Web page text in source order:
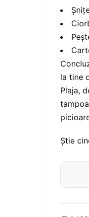
la tine
Plaja,
Ştie